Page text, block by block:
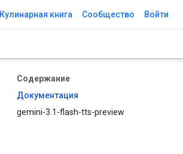
Кулинарная книга Сообщество Войти
Содержание
Документация
gemini-3.1-flash-tts-preview